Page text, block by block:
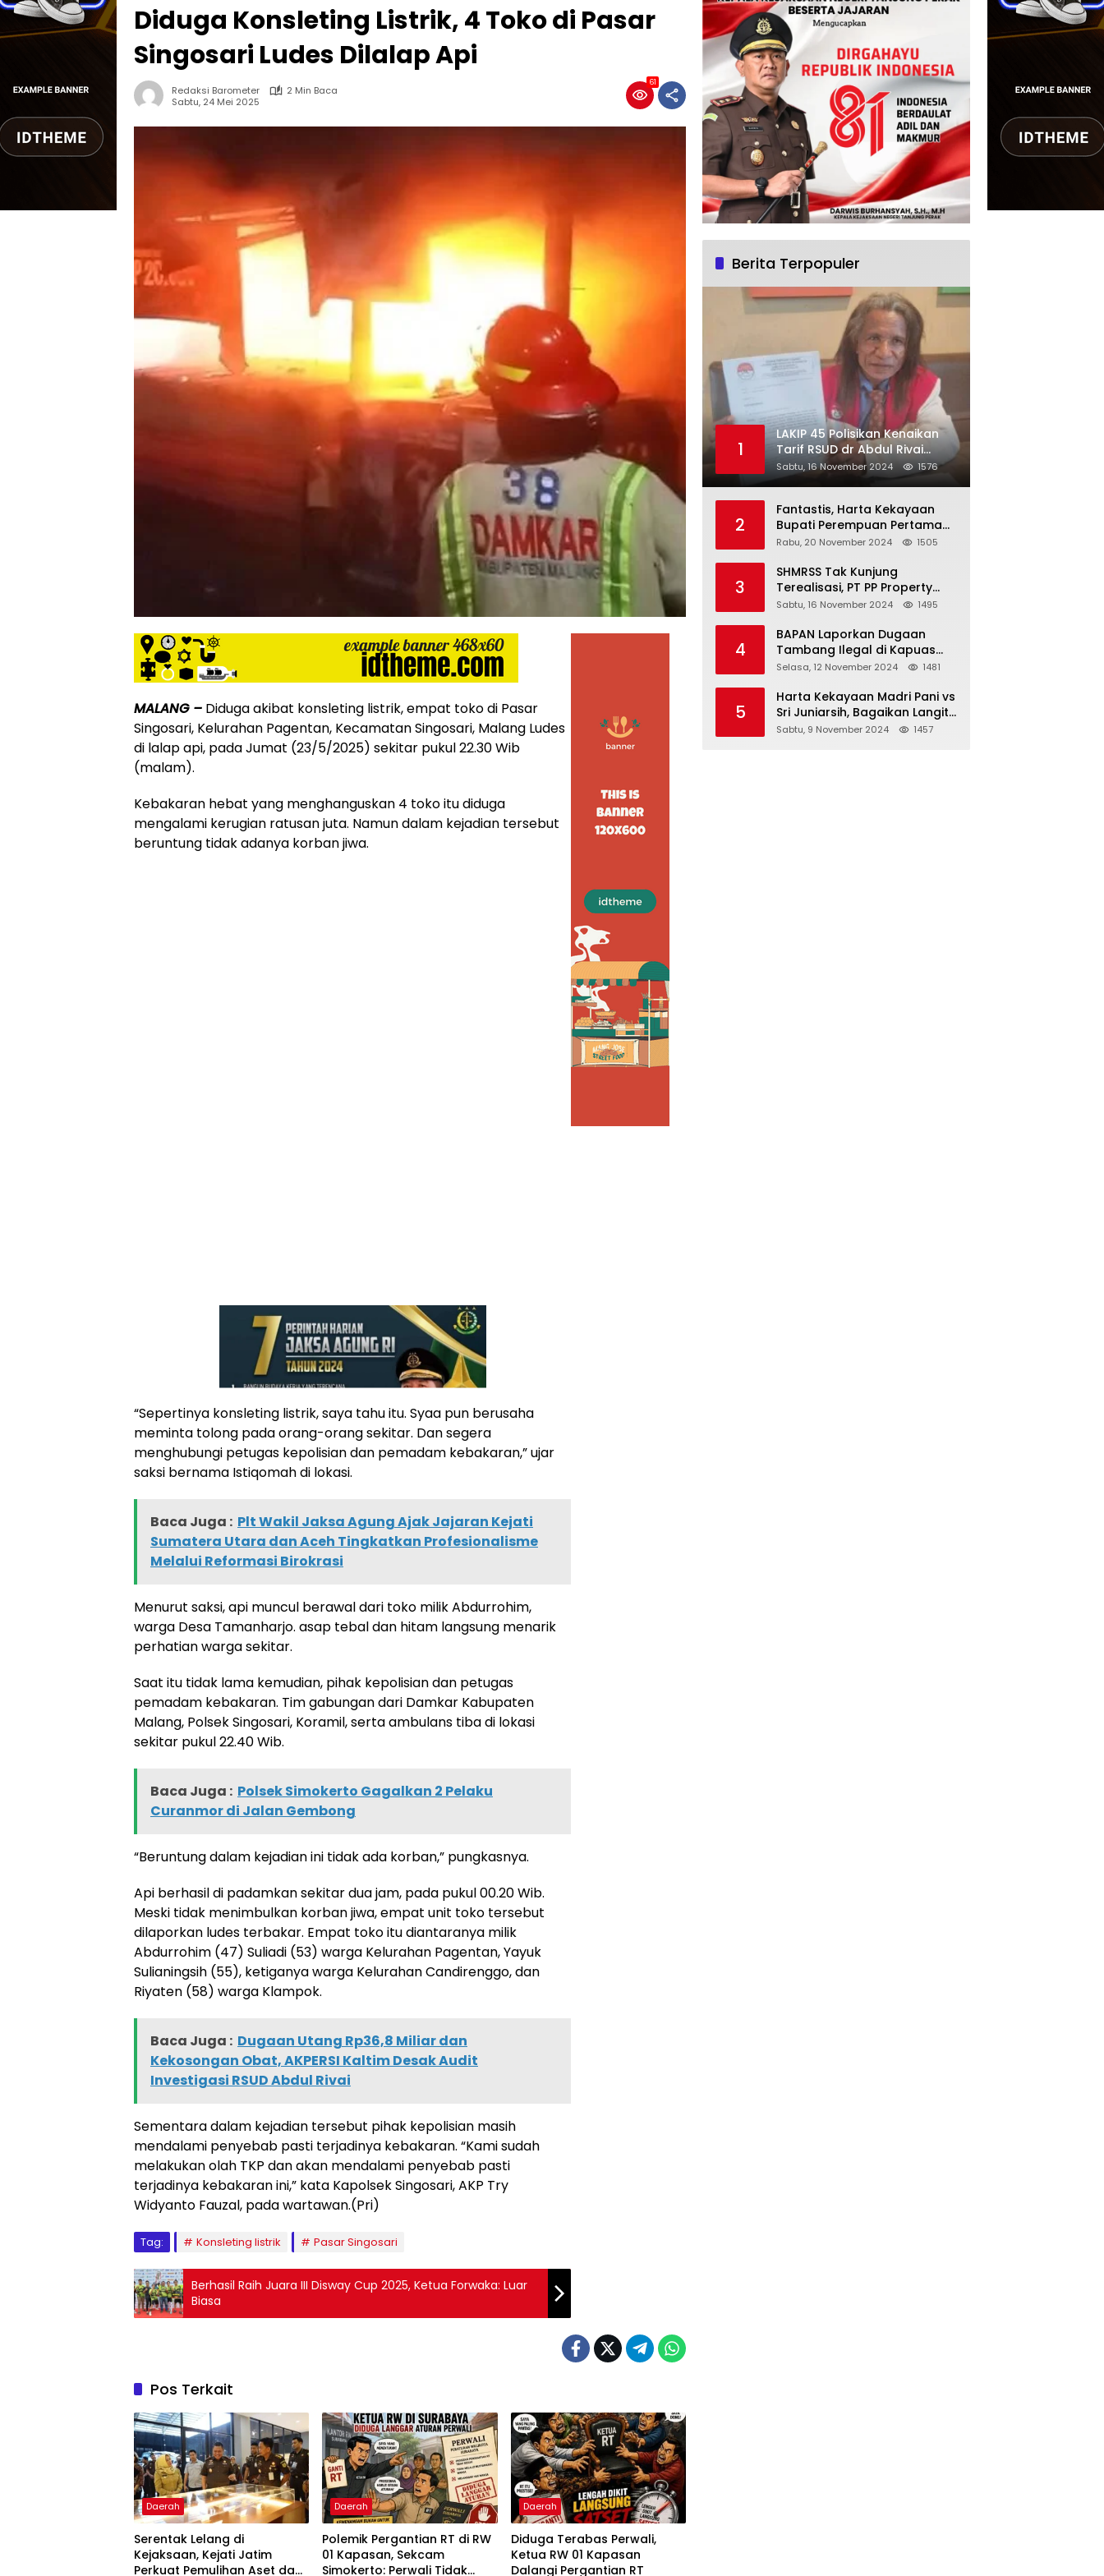
Diduga Konsleting Listrik, 4 Toko di Pasar
Singosari Ludes Dilalap Api
Redaksi Barometer
2 Min Baca
Sabtu, 24 Mei 2025
61
MALANG – Diduga akibat konsleting listrik, empat toko di Pasar
Singosari, Kelurahan Pagentan, Kecamatan Singosari, Malang Ludes
di lalap api, pada Jumat (23/5/2025) sekitar pukul 22.30 Wib
(malam).
Kebakaran hebat yang menghanguskan 4 toko itu diduga
mengalami kerugian ratusan juta. Namun dalam kejadian tersebut
beruntung tidak adanya korban jiwa.
“Sepertinya konsleting listrik, saya tahu itu. Syaa pun berusaha
meminta tolong pada orang-orang sekitar. Dan segera
menghubungi petugas kepolisian dan pemadam kebakaran,” ujar
saksi bernama Istiqomah di lokasi.
Baca Juga : Plt Wakil Jaksa Agung Ajak Jajaran Kejati
Sumatera Utara dan Aceh Tingkatkan Profesionalisme
Melalui Reformasi Birokrasi
Menurut saksi, api muncul berawal dari toko milik Abdurrohim,
warga Desa Tamanharjo. asap tebal dan hitam langsung menarik
perhatian warga sekitar.
Saat itu tidak lama kemudian, pihak kepolisian dan petugas
pemadam kebakaran. Tim gabungan dari Damkar Kabupaten
Malang, Polsek Singosari, Koramil, serta ambulans tiba di lokasi
sekitar pukul 22.40 Wib.
Baca Juga : Polsek Simokerto Gagalkan 2 Pelaku
Curanmor di Jalan Gembong
“Beruntung dalam kejadian ini tidak ada korban,” pungkasnya.
Api berhasil di padamkan sekitar dua jam, pada pukul 00.20 Wib.
Meski tidak menimbulkan korban jiwa, empat unit toko tersebut
dilaporkan ludes terbakar. Empat toko itu diantaranya milik
Abdurrohim (47) Suliadi (53) warga Kelurahan Pagentan, Yayuk
Sulianingsih (55), ketiganya warga Kelurahan Candirenggo, dan
Riyaten (58) warga Klampok.
Baca Juga : Dugaan Utang Rp36,8 Miliar dan
Kekosongan Obat, AKPERSI Kaltim Desak Audit
Investigasi RSUD Abdul Rivai
Sementara dalam kejadian tersebut pihak kepolisian masih
mendalami penyebab pasti terjadinya kebakaran. “Kami sudah
melakukan olah TKP dan akan mendalami penyebab pasti
terjadinya kebakaran ini,” kata Kapolsek Singosari, AKP Try
Widyanto Fauzal, pada wartawan.(Pri)
Tag: Konsleting listrik Pasar Singosari
Berhasil Raih Juara III Disway Cup 2025, Ketua Forwaka: Luar
Biasa
Pos Terkait
Daerah
Serentak Lelang di
Kejaksaan, Kejati Jatim
Perkuat Pemulihan Aset dan
Daerah
Polemik Pergantian RT di RW
01 Kapasan, Sekcam
Simokerto: Perwali Tidak
Daerah
Diduga Terabas Perwali,
Ketua RW 01 Kapasan
Dalangi Pergantian RT
Berita Terpopuler
1
LAKIP 45 Polisikan Kenaikan
Tarif RSUD dr Abdul Rivai
300℅
Sabtu, 16 November 2024 1576
2
Fantastis, Harta Kekayaan
Bupati Perempuan Pertama
Berau Sri Juniarsih Mas Naik
Rabu, 20 November 2024 1505
3
SHMRSS Tak Kunjung
Terealisasi, PT PP Property
Tbk Surabaya Kembali
Sabtu, 16 November 2024 1495
4
BAPAN Laporkan Dugaan
Tambang Ilegal di Kapuas
Hulu, Karena Oknum APH
Selasa, 12 November 2024 1481
5
Harta Kekayaan Madri Pani vs
Sri Juniarsih, Bagaikan Langit
dan Bumi
Sabtu, 9 November 2024 1457